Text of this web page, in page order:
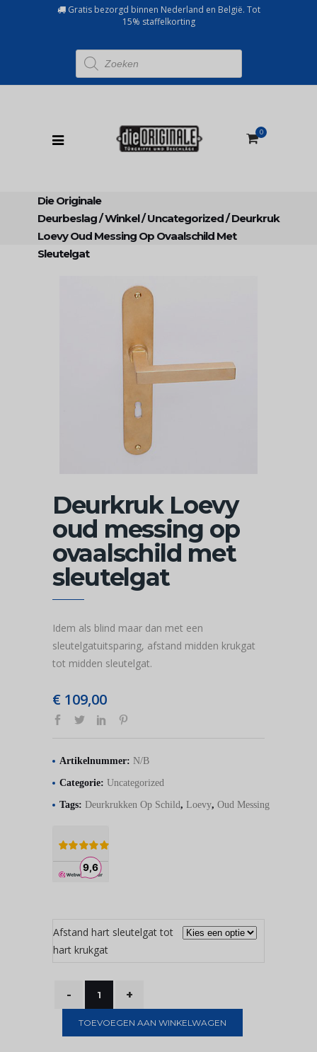
Gratis bezorgd binnen Nederland en België. Tot
15% staffelkorting
Producten
zoeken
0
Die Originale
Deurbeslag/Winkel/Uncategorized/Deurkruk
Loevy Oud Messing Op Ovaalschild Met
Sleutelgat
Deurkruk Loevy
oud messing op
ovaalschild met
sleutelgat
Idem als blind maar dan met een
sleutelgatuitsparing, afstand midden krukgat
tot midden sleutelgat.
€ 109,00
Artikelnummer: N/B
Categorie: Uncategorized
Tags: Deurkrukken Op Schild, Loevy, Oud Messing
Afstand hart sleutelgat tot
hart krukgat
TOEVOEGEN AAN WINKELWAGEN